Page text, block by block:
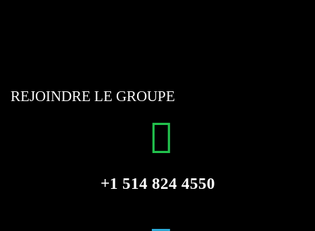
REJOINDRE LE GROUPE
+1 514 824 4550